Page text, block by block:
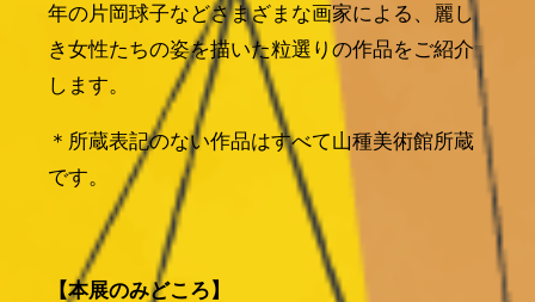
年の片岡球子などさまざまな画家による、麗し
き女性たちの姿を描いた粒選りの作品をご紹介
します。
＊所蔵表記のない作品はすべて山種美術館所蔵
です。
【本展のみどころ】